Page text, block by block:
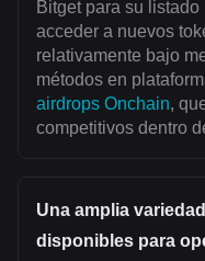
Bitget para su
acceder a nuevos
relativamente bajo
métodos en
airdrops Onchain,
competitivos dentro
Una amplia
disponibles para